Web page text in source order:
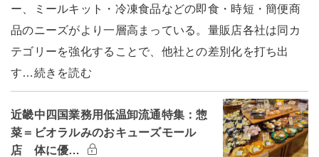
ー、ミールキット・冷凍食品などの即食・時短・簡便商
品のニーズがより一層高まっている。量販店各社は同カ
テゴリーを強化することで、他社との差別化を打ち出
す…続きを読む
近畿中四国業務用低温卸流通特集：惣
菜＝ビオラルみのおキューズモール
店 体に優…